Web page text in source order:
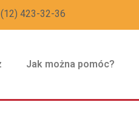
(12) 423-32-36
Jak można pomóc?